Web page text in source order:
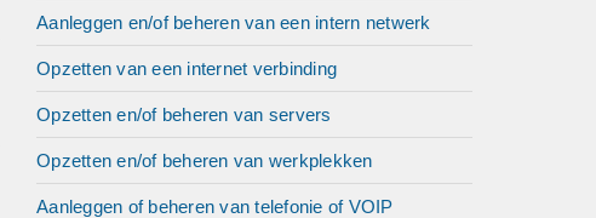
Aanleggen en/of beheren van een intern netwerk
Opzetten van een internet verbinding
Opzetten en/of beheren van servers
Opzetten en/of beheren van werkplekken
Aanleggen of beheren van telefonie of VOIP